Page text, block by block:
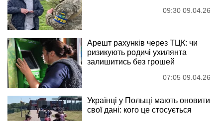
09:30 09.04.26
Арешт рахунків через ТЦК: чи
ризикують родичі ухилянта
залишитись без грошей
07:05 09.04.26
Українці у Польщі мають оновити
свої дані: кого це стосується